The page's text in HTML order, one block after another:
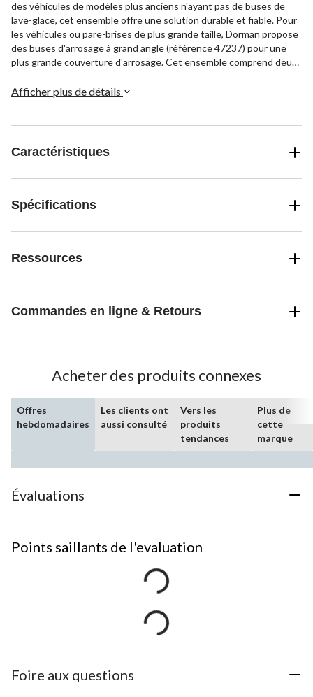
des véhicules de modèles plus anciens n'ayant pas de buses de
lave-glace, cet ensemble offre une solution durable et fiable. Pour
les véhicules ou pare-brises de plus grande taille, Dorman propose
des buses d'arrosage à grand angle (référence 47237) pour une
plus grande couverture d'arrosage. Cet ensemble comprend deux
une réparation.
Afficher plus de détails
Caractéristiques
Spécifications
Ressources
Commandes en ligne & Retours
Acheter des produits connexes
Offres
hebdomadaires
Les clients ont
aussi consulté
Vers les
produits
tendances
Plus de
cette
marque
Évaluations
Points saillants de l'evaluation
Foire aux questions